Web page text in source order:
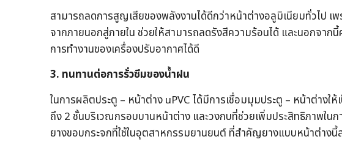
สามารถลดการสูญเสียของพลังงานได้ดีกว่าหน้าต่างอลูมิเนียมทั่วไป เ
จากภายนอกสู่ภายใน ช่วยให้สามารถลดรังสีความร้อนได้ และนอกจา
การทำงานของเครื่องปรับอากาศได้ดี
3. ทนทานต่อการรั่วซึมของน้ำฝน
ในการผลิตประตู – หน้าต่าง uPVC ได้มีการเชื่อมมุมประตู – หน้าต่าง
ถึง 2 ชั้นบริเวณกรอบบานหน้าต่าง และวงกบที่ช่วยเพิ่มประสิทธิภาพใน
ยางขอบกระจกที่ใช้ในอุตสาหกรรมยานยนต์ ที่สำคัญยางแบบหน้าต่างนี้